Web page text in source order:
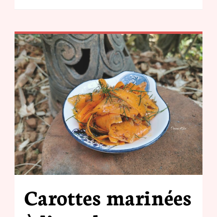
Carottes marinées